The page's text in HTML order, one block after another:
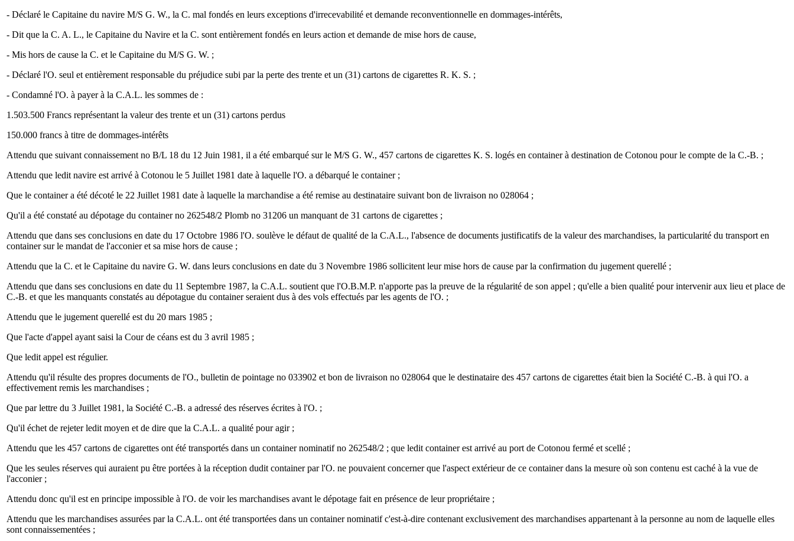
- Déclaré le Capitaine du navire M/S G. W., la C. mal fondés en leurs exceptions d'irrecevabilité et demande reconventionnelle en dommages-intérêts,
- Dit que la C. A. L., le Capitaine du Navire et la C. sont entièrement fondés en leurs action et demande de mise hors de cause,
- Mis hors de cause la C. et le Capitaine du M/S G. W. ;
- Déclaré l'O. seul et entièrement responsable du préjudice subi par la perte des trente et un (31) cartons de cigarettes R. K. S. ;
- Condamné l'O. à payer à la C.A.L. les sommes de :
1.503.500 Francs représentant la valeur des trente et un (31) cartons perdus
150.000 francs à titre de dommages-intérêts
Attendu que suivant connaissement no B/L 18 du 12 Juin 1981, il a été embarqué sur le M/S G. W., 457 cartons de cigarettes K. S. logés en container à destination de Cotonou pour le compte de la C.-B. ;
Attendu que ledit navire est arrivé à Cotonou le 5 Juillet 1981 date à laquelle l'O. a débarqué le container ;
Que le container a été décoté le 22 Juillet 1981 date à laquelle la marchandise a été remise au destinataire suivant bon de livraison no 028064 ;
Qu'il a été constaté au dépotage du container no 262548/2 Plomb no 31206 un manquant de 31 cartons de cigarettes ;
Attendu que dans ses conclusions en date du 17 Octobre 1986 l'O. soulève le défaut de qualité de la C.A.L., l'absence de documents justificatifs de la valeur des marchandises, la particularité du transport en
container sur le mandat de l'acconier et sa mise hors de cause ;
Attendu que la C. et le Capitaine du navire G. W. dans leurs conclusions en date du 3 Novembre 1986 sollicitent leur mise hors de cause par la confirmation du jugement querellé ;
Attendu que dans ses conclusions en date du 11 Septembre 1987, la C.A.L. soutient que l'O.B.M.P. n'apporte pas la preuve de la régularité de son appel ; qu'elle a bien qualité pour intervenir aux lieu et place de
C.-B. et que les manquants constatés au dépotague du container seraient dus à des vols effectués par les agents de l'O. ;
Attendu que le jugement querellé est du 20 mars 1985 ;
Que l'acte d'appel ayant saisi la Cour de céans est du 3 avril 1985 ;
Que ledit appel est régulier.
Attendu qu'il résulte des propres documents de l'O., bulletin de pointage no 033902 et bon de livraison no 028064 que le destinataire des 457 cartons de cigarettes était bien la Société C.-B. à qui l'O. a
effectivement remis les marchandises ;
Que par lettre du 3 Juillet 1981, la Société C.-B. a adressé des réserves écrites à l'O. ;
Qu'il échet de rejeter ledit moyen et de dire que la C.A.L. a qualité pour agir ;
Attendu que les 457 cartons de cigarettes ont été transportés dans un container nominatif no 262548/2 ; que ledit container est arrivé au port de Cotonou fermé et scellé ;
Que les seules réserves qui auraient pu être portées à la réception dudit container par l'O. ne pouvaient concerner que l'aspect extérieur de ce container dans la mesure où son contenu est caché à la vue de
l'acconier ;
Attendu donc qu'il est en principe impossible à l'O. de voir les marchandises avant le dépotage fait en présence de leur propriétaire ;
Attendu que les marchandises assurées par la C.A.L. ont été transportées dans un container nominatif c'est-à-dire contenant exclusivement des marchandises appartenant à la personne au nom de laquelle elles
sont connaissementées ;